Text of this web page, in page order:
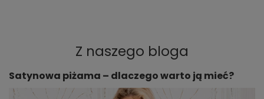
Z naszego bloga
Satynowa piżama – dlaczego warto ją mieć?